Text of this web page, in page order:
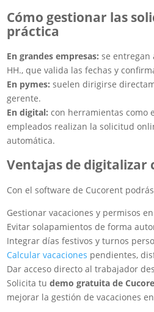
Cómo gestionar las
práctica
En grandes empresas: se entregan
HH., que valida las fechas y
En pymes: suelen dirigirse
gerente.
En digital: con herramientas como
empleados realizan la solicitud
automática.
Ventajas de digitalizar
Con el software de Cucorent
Gestionar vacaciones y permisos
Evitar solapamientos de forma
Integrar días festivos y turnos
Calcular vacaciones pendientes,
Dar acceso directo al trabajador
Solicita tudemo gratuita de
mejorar la gestión de vacaciones